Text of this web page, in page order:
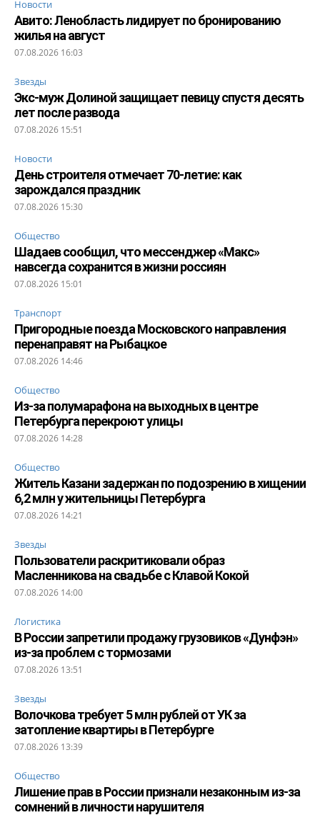
Новости
Авито: Ленобласть лидирует по бронированию
жилья на август
07.08.2026 16:03
Звезды
Экс-муж Долиной защищает певицу спустя десять
лет после развода
07.08.2026 15:51
Новости
День строителя отмечает 70-летие: как
зарождался праздник
07.08.2026 15:30
Общество
Шадаев сообщил, что мессенджер «Макс»
навсегда сохранится в жизни россиян
07.08.2026 15:01
Транспорт
Пригородные поезда Московского направления
перенаправят на Рыбацкое
07.08.2026 14:46
Общество
Из-за полумарафона на выходных в центре
Петербурга перекроют улицы
07.08.2026 14:28
Общество
Житель Казани задержан по подозрению в хищении
6,2 млн у жительницы Петербурга
07.08.2026 14:21
Звезды
Пользователи раскритиковали образ
Масленникова на свадьбе с Клавой Кокой
07.08.2026 14:00
Логистика
В России запретили продажу грузовиков «Дунфэн»
из-за проблем с тормозами
07.08.2026 13:51
Звезды
Волочкова требует 5 млн рублей от УК за
затопление квартиры в Петербурге
07.08.2026 13:39
Общество
Лишение прав в России признали незаконным из-за
сомнений в личности нарушителя